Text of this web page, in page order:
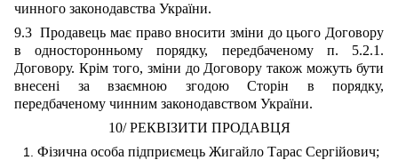
чинного законодавства України.
9.3 Продавець має право вносити зміни до цього Договору
в односторонньому порядку, передбаченому п. 5.2.1.
Договору. Крім того, зміни до Договору також можуть бути
внесені за взаємною згодою Сторін в порядку,
передбаченому чинним законодавством України.
10/ РЕКВІЗИТИ ПРОДАВЦЯ
Фізична особа підприємець Жигайло Тарас Сергійович;